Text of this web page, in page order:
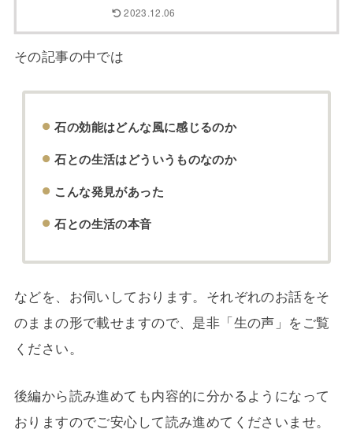
2023.12.06
その記事の中では
石の効能はどんな風に感じるのか
石との生活はどういうものなのか
こんな発見があった
石との生活の本音
などを、お伺いしております。それぞれのお話をそ
のままの形で載せますので、是非「生の声」をご覧
ください。
後編から読み進めても内容的に分かるようになって
おりますのでご安心して読み進めてくださいませ。